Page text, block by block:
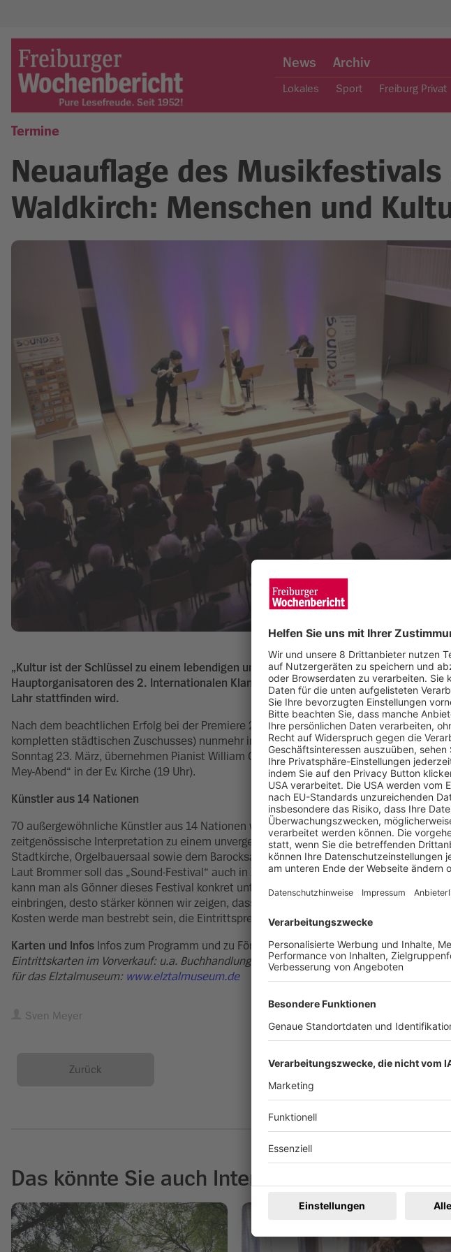
content
Freiburger Wochenbericht
News Archiv
Lokales Sport Freiburg Privat
Termine
Neuauflage des Musikfestivals
Waldkirch: Menschen und
„Kultur ist der Schlüssel zu einem lebendigen und verbundenen Gemeinwesen“, sagte
Hauptorganisatoren des 2. Internationalen Klangfestival „SOUND25“, das vom 23.
Lahr stattfinden wird.
Nach dem beachtlichen Erfolg bei der Premiere 2023 erfährt das Musikfestival trotz
kompletten städtischen Zuschusses) nunmehr im Jubiläumsjahr (25 Jahre Waldkircher
Sonntag 23. März, übernehmen Pianist William Cuthbertson im Elztalmuseum (11 Uhr)
Mey-Abend“ in der Ev. Kirche (19 Uhr).
Künstler aus 14 Nationen
70 außergewöhnliche Künstler aus 14 Nationen werden in 22 exklusiven Konzerten, elf
zeitgenössische Interpretation zu einem unvergesslichen Gesamterlebnis verschmelzen
Stadtkirche, Orgelbauersaal sowie dem Barocksaal des Elztalmuseums dürfen die
Laut Brommer soll das „Sound-Festival“ auch in Zukunft ein „fester Bestandteil des
kann man als Gönner dieses Festival konkret unterstützen, ab 1.000 Euro sogar als
einbringen, desto stärker können wir zeigen, dass uns die Kultur in unserer Heimat am
Kosten werde man bestrebt sein, die Eintrittspreise moderat und „bezahlbar“ zu
Karten und Infos Infos zum Programm und zu Fördermöglichkeiten unter:
Eintrittskarten im Vorverkauf: u.a. Buchhandlung Augustiniok, Waldkirch oder an der
für das Elztalmuseum: www.elztalmuseum.de
Sven Meyer
Zurück
Das könnte Sie auch Interessieren